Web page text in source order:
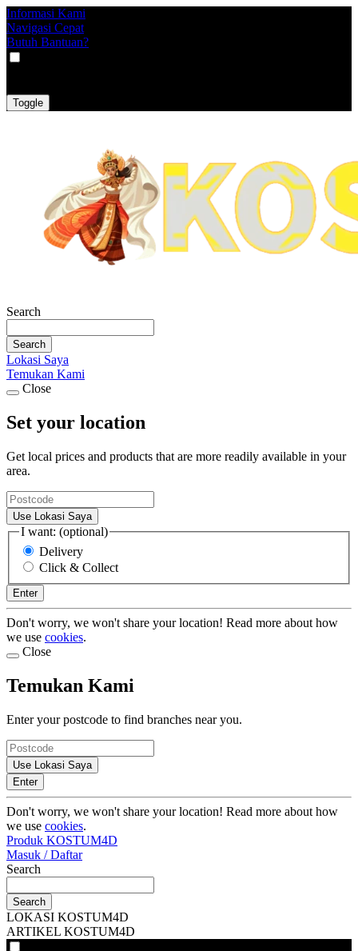
Informasi Kami
Navigasi Cepat
Butuh Bantuan?
Toggle
Search
Search
Lokasi Saya
Temukan Kami
Close
Set your location
Get local prices and products that are more readily available in your
area.
Use Lokasi Saya
I want: (optional)
Delivery
Click & Collect
Enter
Don't worry, we won't share your location! Read more about how
we use cookies.
Close
Temukan Kami
Enter your postcode to find branches near you.
Use Lokasi Saya
Enter
Don't worry, we won't share your location! Read more about how
we use cookies.
Produk KOSTUM4D
Masuk / Daftar
Search
Search
LOKASI KOSTUM4D
ARTIKEL KOSTUM4D